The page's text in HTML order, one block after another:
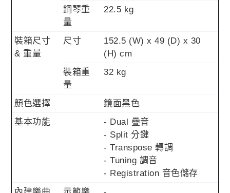
鋼琴重
量
22.5 kg
裝箱尺寸
& 重量
尺寸
152.5 (W) x 49 (D) x 30
(H) cm
裝箱重
量
32 kg
顏色選擇
鏡面黑色
基本功能
- Dual 疊音
- Split 分鍵
- Transpose 轉調
- Tuning 調音
- Registration 音色儲存